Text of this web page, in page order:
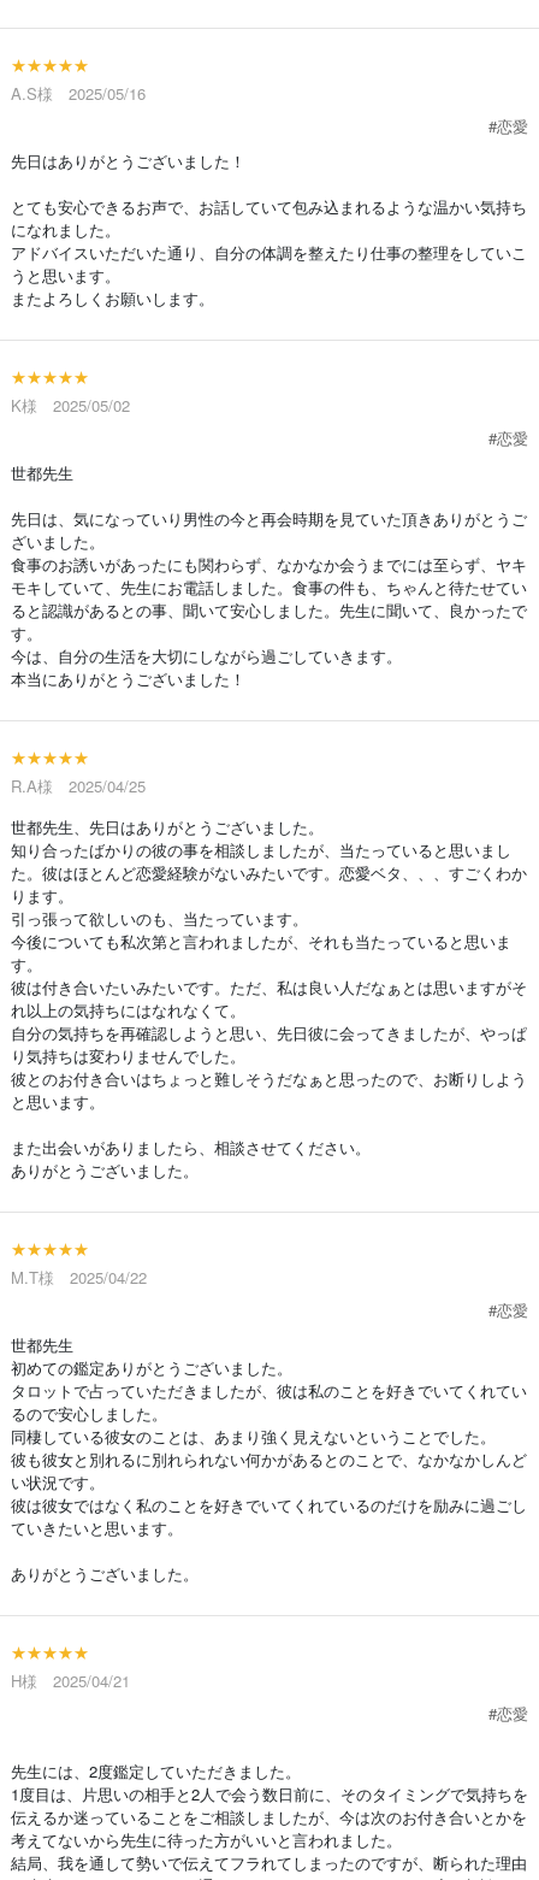
★★★★★
A.S様 2025/05/16
#恋愛
先日はありがとうございました！
とても安心できるお声で、お話していて包み込まれるような温かい気持ち
になれました。
アドバイスいただいた通り、自分の体調を整えたり仕事の整理をしていこ
うと思います。
またよろしくお願いします。
★★★★★
K様 2025/05/02
#恋愛
世都先生
先日は、気になっていり男性の今と再会時期を見ていた頂きありがとうご
ざいました。
食事のお誘いがあったにも関わらず、なかなか会うまでには至らず、ヤキ
モキしていて、先生にお電話しました。食事の件も、ちゃんと待たせてい
ると認識があるとの事、聞いて安心しました。先生に聞いて、良かったで
す。
今は、自分の生活を大切にしながら過ごしていきます。
本当にありがとうございました！
★★★★★
R.A様 2025/04/25
世都先生、先日はありがとうございました。
知り合ったばかりの彼の事を相談しましたが、当たっていると思いまし
た。彼はほとんど恋愛経験がないみたいです。恋愛ベタ、、、すごくわか
ります。
引っ張って欲しいのも、当たっています。
今後についても私次第と言われましたが、それも当たっていると思いま
す。
彼は付き合いたいみたいです。ただ、私は良い人だなぁとは思いますがそ
れ以上の気持ちにはなれなくて。
自分の気持ちを再確認しようと思い、先日彼に会ってきましたが、やっぱ
り気持ちは変わりませんでした。
彼とのお付き合いはちょっと難しそうだなぁと思ったので、お断りしよう
と思います。
また出会いがありましたら、相談させてください。
ありがとうございました。
★★★★★
M.T様 2025/04/22
#恋愛
世都先生
初めての鑑定ありがとうございました。
タロットで占っていただきましたが、彼は私のことを好きでいてくれてい
るので安心しました。
同棲している彼女のことは、あまり強く見えないということでした。
彼も彼女と別れるに別れられない何かがあるとのことで、なかなかしんど
い状況です。
彼は彼女ではなく私のことを好きでいてくれているのだけを励みに過ごし
ていきたいと思います。
ありがとうございました。
★★★★★
H様 2025/04/21
#恋愛
先生には、2度鑑定していただきました。
1度目は、片思いの相手と2人で会う数日前に、そのタイミングで気持ちを
伝えるか迷っていることをご相談しましたが、今は次のお付き合いとかを
考えてないから先生に待った方がいいと言われました。
結局、我を通して勢いで伝えてフラれてしまったのですが、断られた理由